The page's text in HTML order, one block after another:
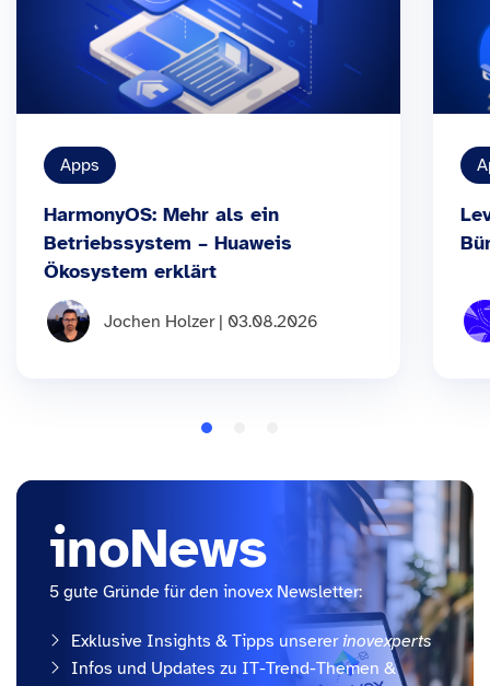
Apps
HarmonyOS: Mehr als ein
Betriebssystem – Huaweis
Ökosystem erklärt
Jochen Holzer | 03.08.2026
inoNews
5 gute Gründe für den inovex Newsletter:
Exklusive Insights & Tipps unserer inovexperts
Infos und Updates zu IT-Trend-Themen &